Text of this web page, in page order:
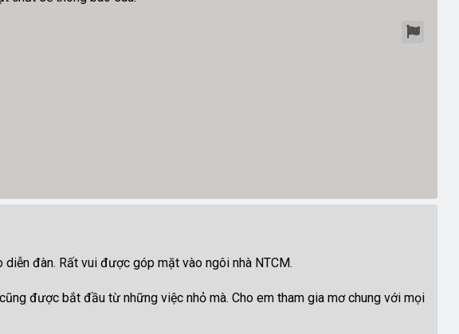
đàn. Rất vui được góp mặt vào ngôi nhà NTCM.
được bắt đầu từ những việc nhỏ mà. Cho em tham gia mơ chung với mọi